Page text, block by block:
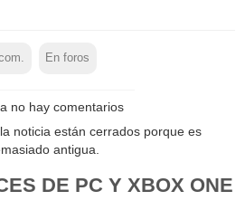
En foros
no hay comentarios
noticia están cerrados porque es
antigua.
DE PC Y XBOX ONE